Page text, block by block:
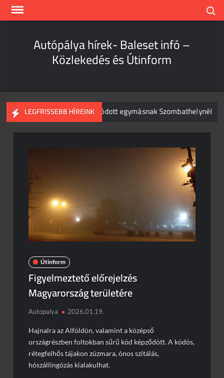
Skip
Autópálya hírek- Baleset infó –
Közlekedés és Útinform
LEGFRISSEBB HÍREINK
és személyautó csapódott egymásnak Szombathelynél
Útinform
Figyelmeztető előrejelzés
Magyarország területére
Autopalya 2026.01.19.
Hajnalra az Alföldön, valamint a középső
országrészben foltokban sűrű köd képződött. A ködös,
rétegfelhős tájakon zúzmara, ónos szitálás,
hószállingózás kialakulhat.